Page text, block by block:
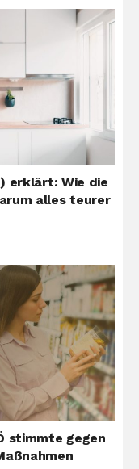
erklärt: Wie die
alles teurer
stimmte gegen